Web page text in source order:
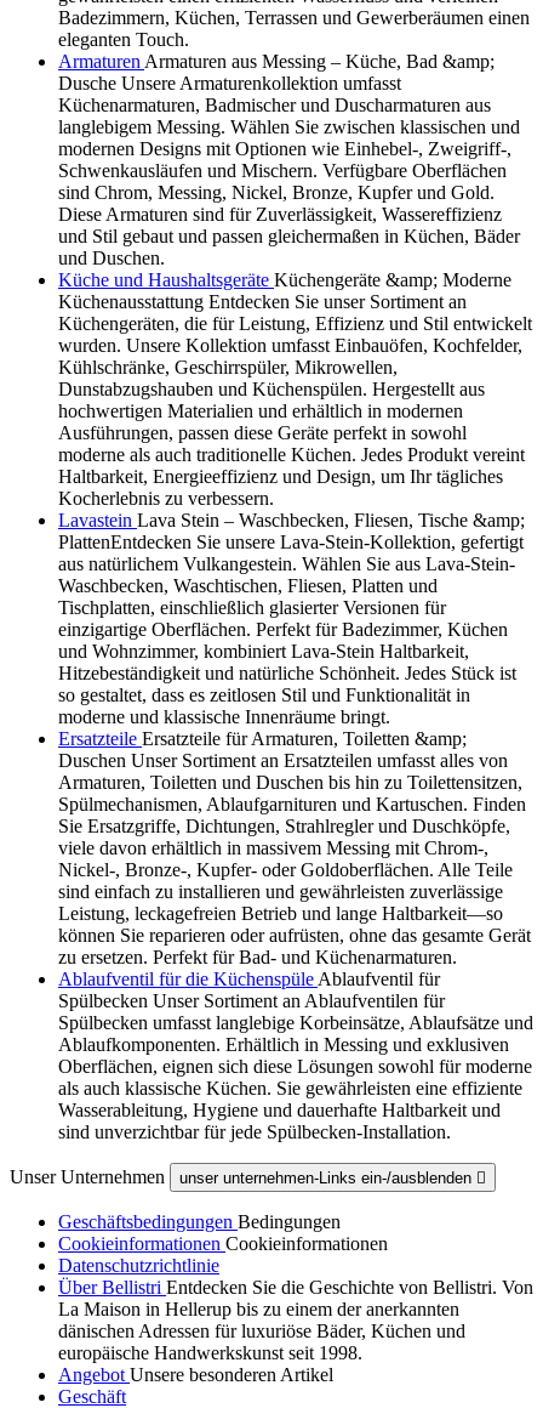
Badezimmern, Küchen, Terrassen und Gewerberäumen einen
eleganten Touch.
Armaturen Armaturen aus Messing – Küche, Bad &amp;
Dusche Unsere Armaturenkollektion umfasst
Küchenarmaturen, Badmischer und Duscharmaturen aus
langlebigem Messing. Wählen Sie zwischen klassischen und
modernen Designs mit Optionen wie Einhebel-, Zweigriff-,
Schwenkausläufen und Mischern. Verfügbare Oberflächen
sind Chrom, Messing, Nickel, Bronze, Kupfer und Gold.
Diese Armaturen sind für Zuverlässigkeit, Wassereffizienz
und Stil gebaut und passen gleichermaßen in Küchen, Bäder
und Duschen.
Küche und Haushaltsgeräte Küchengeräte &amp; Moderne
Küchenausstattung Entdecken Sie unser Sortiment an
Küchengeräten, die für Leistung, Effizienz und Stil entwickelt
wurden. Unsere Kollektion umfasst Einbauöfen, Kochfelder,
Kühlschränke, Geschirrspüler, Mikrowellen,
Dunstabzugshauben und Küchenspülen. Hergestellt aus
hochwertigen Materialien und erhältlich in modernen
Ausführungen, passen diese Geräte perfekt in sowohl
moderne als auch traditionelle Küchen. Jedes Produkt vereint
Haltbarkeit, Energieeffizienz und Design, um Ihr tägliches
Kocherlebnis zu verbessern.
Lavastein Lava Stein – Waschbecken, Fliesen, Tische &amp;
PlattenEntdecken Sie unsere Lava-Stein-Kollektion, gefertigt
aus natürlichem Vulkangestein. Wählen Sie aus Lava-Stein-
Waschbecken, Waschtischen, Fliesen, Platten und
Tischplatten, einschließlich glasierter Versionen für
einzigartige Oberflächen. Perfekt für Badezimmer, Küchen
und Wohnzimmer, kombiniert Lava-Stein Haltbarkeit,
Hitzebeständigkeit und natürliche Schönheit. Jedes Stück ist
so gestaltet, dass es zeitlosen Stil und Funktionalität in
moderne und klassische Innenräume bringt.
Ersatzteile Ersatzteile für Armaturen, Toiletten &amp;
Duschen Unser Sortiment an Ersatzteilen umfasst alles von
Armaturen, Toiletten und Duschen bis hin zu Toilettensitzen,
Spülmechanismen, Ablaufgarnituren und Kartuschen. Finden
Sie Ersatzgriffe, Dichtungen, Strahlregler und Duschköpfe,
viele davon erhältlich in massivem Messing mit Chrom-,
Nickel-, Bronze-, Kupfer- oder Goldoberflächen. Alle Teile
sind einfach zu installieren und gewährleisten zuverlässige
Leistung, leckagefreien Betrieb und lange Haltbarkeit—so
können Sie reparieren oder aufrüsten, ohne das gesamte Gerät
zu ersetzen. Perfekt für Bad- und Küchenarmaturen.
Ablaufventil für die Küchenspüle Ablaufventil für
Spülbecken Unser Sortiment an Ablaufventilen für
Spülbecken umfasst langlebige Korbeinsätze, Ablaufsätze und
Ablaufkomponenten. Erhältlich in Messing und exklusiven
Oberflächen, eignen sich diese Lösungen sowohl für moderne
als auch klassische Küchen. Sie gewährleisten eine effiziente
Wasserableitung, Hygiene und dauerhafte Haltbarkeit und
sind unverzichtbar für jede Spülbecken-Installation.
Unser Unternehmen unser unternehmen-Links ein-/ausblenden 
Geschäftsbedingungen Bedingungen
Cookieinformationen Cookieinformationen
Datenschutzrichtlinie
Über Bellistri Entdecken Sie die Geschichte von Bellistri. Von
La Maison in Hellerup bis zu einem der anerkannten
dänischen Adressen für luxuriöse Bäder, Küchen und
europäische Handwerkskunst seit 1998.
Angebot Unsere besonderen Artikel
Geschäft